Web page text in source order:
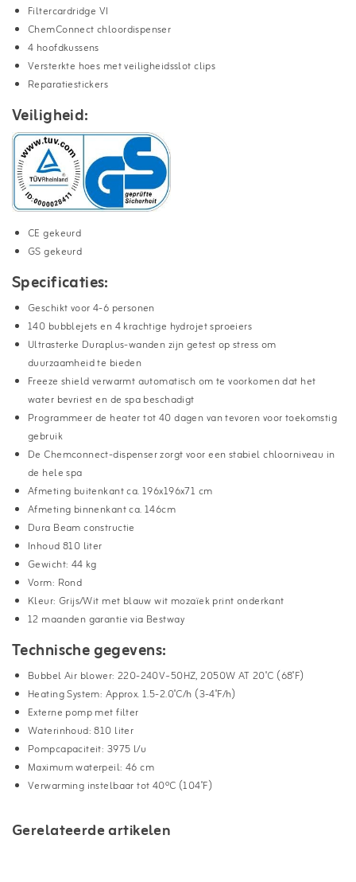
Filtercardridge VI
ChemConnect chloordispenser
4 hoofdkussens
Versterkte hoes met veiligheidsslot clips
Reparatiestickers
Veiligheid:
CE gekeurd
GS gekeurd
Specificaties:
Geschikt voor 4-6 personen
140 bubblejets en 4 krachtige hydrojet sproeiers
Ultrasterke Duraplus-wanden zijn getest op stress om
duurzaamheid te bieden
Freeze shield verwarmt automatisch om te voorkomen dat het
water bevriest en de spa beschadigt
Programmeer de heater tot 40 dagen van tevoren voor toekomstig
gebruik
De Chemconnect-dispenser zorgt voor een stabiel chloorniveau in
de hele spa
Afmeting buitenkant ca. 196x196x71 cm
Afmeting binnenkant ca. 146cm
Dura Beam constructie
Inhoud 810 liter
Gewicht: 44 kg
Vorm: Rond
Kleur: Grijs/Wit met blauw wit mozaïek print onderkant
12 maanden garantie via Bestway
Technische gegevens:
Bubbel Air blower: 220-240V~50HZ, 2050W AT 20˚C (68˚F)
Heating System: Approx. 1.5-2.0˚C/h (3-4˚F/h)
Externe pomp met filter
Waterinhoud: 810 liter
Pompcapaciteit: 3975 l/u
Maximum waterpeil: 46 cm
Verwarming instelbaar tot 40ºC (104˚F)
Gerelateerde artikelen